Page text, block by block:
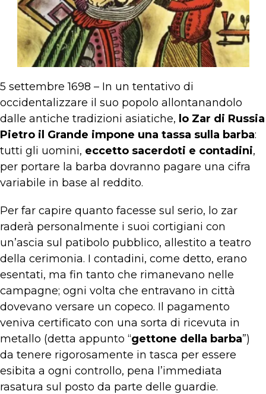
5 settembre 1698 – In un tentativo di
occidentalizzare il suo popolo allontanandolo
dalle antiche tradizioni asiatiche, lo Zar di Russia
Pietro il Grande impone una tassa sulla barba:
tutti gli uomini, eccetto sacerdoti e contadini,
per portare la barba dovranno pagare una cifra
variabile in base al reddito.
Per far capire quanto facesse sul serio, lo zar
raderà personalmente i suoi cortigiani con
un’ascia sul patibolo pubblico, allestito a teatro
della cerimonia. I contadini, come detto, erano
esentati, ma fin tanto che rimanevano nelle
campagne; ogni volta che entravano in città
dovevano versare un copeco. Il pagamento
veniva certificato con una sorta di ricevuta in
metallo (detta appunto “gettone della barba”)
da tenere rigorosamente in tasca per essere
esibita a ogni controllo, pena l’immediata
rasatura sul posto da parte delle guardie.